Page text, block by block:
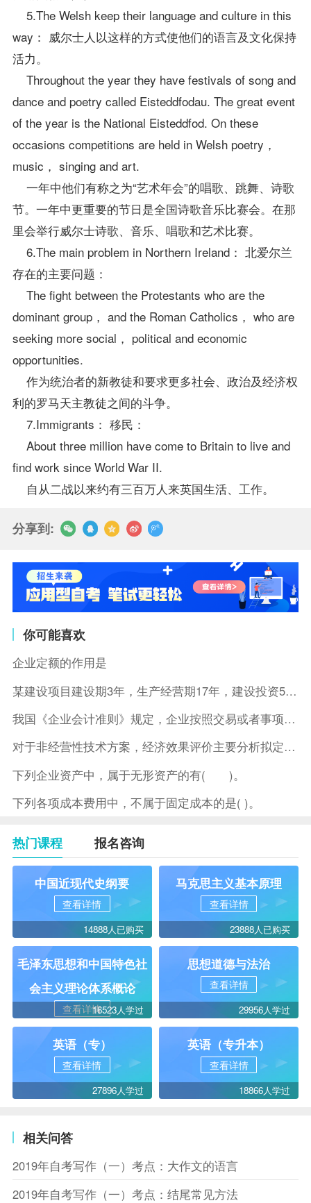
5.The Welsh keep their language and culture in this
way： 威尔士人以这样的方式使他们的语言及文化保持
活力。
Throughout the year they have festivals of song and
dance and poetry called Eisteddfodau. The great event
of the year is the National Eisteddfod. On these
occasions competitions are held in Welsh poetry，
music， singing and art.
一年中他们有称之为“艺术年会”的唱歌、跳舞、诗歌
节。一年中更重要的节日是全国诗歌音乐比赛会。在那
里会举行威尔士诗歌、音乐、唱歌和艺术比赛。
6.The main problem in Northern Ireland： 北爱尔兰
存在的主要问题：
The fight between the Protestants who are the
dominant group， and the Roman Catholics， who are
seeking more social， political and economic
opportunities.
作为统治者的新教徒和要求更多社会、政治及经济权
利的罗马天主教徒之间的斗争。
7.Immigrants： 移民：
About three million have come to Britain to live and
find work since World War II.
自从二战以来约有三百万人来英国生活、工作。
分享到:
你可能喜欢
企业定额的作用是
某建设项目建设期3年，生产经营期17年，建设投资5500万元
我国《企业会计准则》规定，企业按照交易或者事项的经济特征确定
对于非经营性技术方案，经济效果评价主要分析拟定方案的( )。
下列企业资产中，属于无形资产的有( )。
下列各项成本费用中，不属于固定成本的是( )。
热门课程 报名咨询
中国近现代史纲要
查看详情
14888人已购买
马克思主义基本原理
查看详情
23888人已购买
毛泽东思想和中国特色社
会主义理论体系概论
查看详情16523人学过
思想道德与法治
查看详情
29956人学过
英语（专）
查看详情
27896人学过
英语（专升本）
查看详情
18866人学过
相关问答
2019年自考写作（一）考点：大作文的语言
2019年自考写作（一）考点：结尾常见方法